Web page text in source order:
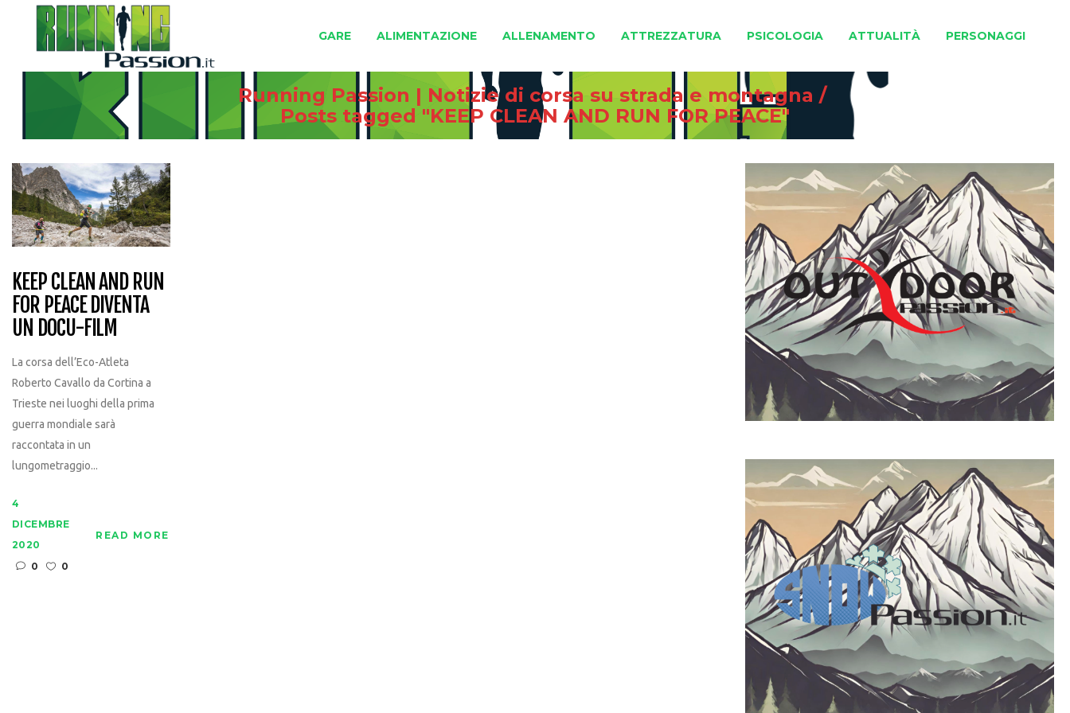
GARE ALIMENTAZIONE ALLENAMENTO ATTREZZATURA PSICOLOGIA ATTUALITÀ PERSONAGGI
Running Passion | Notizie di corsa su strada e montagna /
Posts tagged "KEEP CLEAN AND RUN FOR PEACE"
KEEP CLEAN AND RUN
FOR PEACE DIVENTA
UN DOCU-FILM
La corsa dell’Eco-Atleta
Roberto Cavallo da Cortina a
Trieste nei luoghi della prima
guerra mondiale sarà
raccontata in un
lungometraggio...
4
DICEMBRE
2020
0
0
READ MORE